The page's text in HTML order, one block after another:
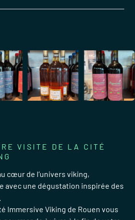
VISITE DE LA CITÉ
cœur de l’univers viking,
avec une dégustation inspirée des
Immersive Viking de Rouen vous